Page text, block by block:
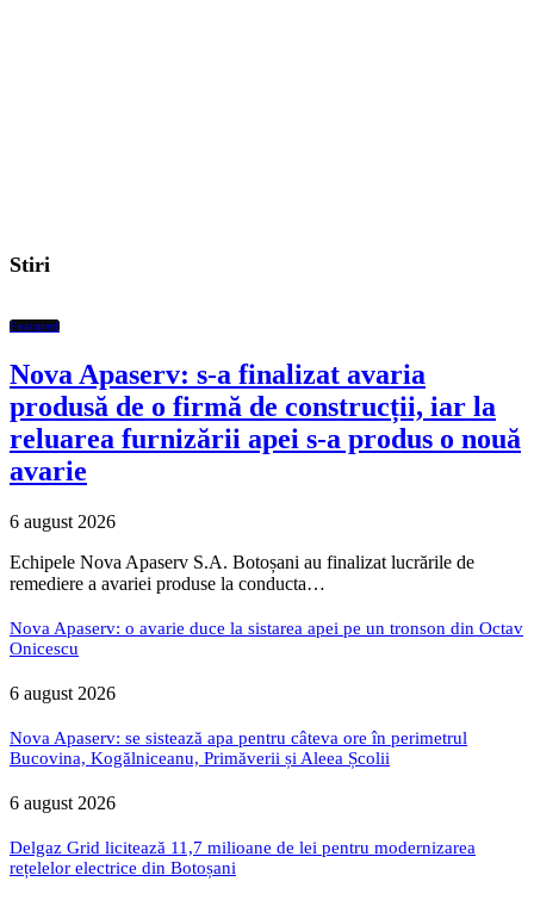
Stiri
Featured
Nova Apaserv: s-a finalizat avaria
produsă de o firmă de construcții, iar la
reluarea furnizării apei s-a produs o nouă
avarie
6 august 2026
Echipele Nova Apaserv S.A. Botoșani au finalizat lucrările de
remediere a avariei produse la conducta…
Nova Apaserv: o avarie duce la sistarea apei pe un tronson din Octav
Onicescu
6 august 2026
Nova Apaserv: se sistează apa pentru câteva ore în perimetrul
Bucovina, Kogălniceanu, Primăverii și Aleea Școlii
6 august 2026
Delgaz Grid licitează 11,7 milioane de lei pentru modernizarea
rețelelor electrice din Botoșani